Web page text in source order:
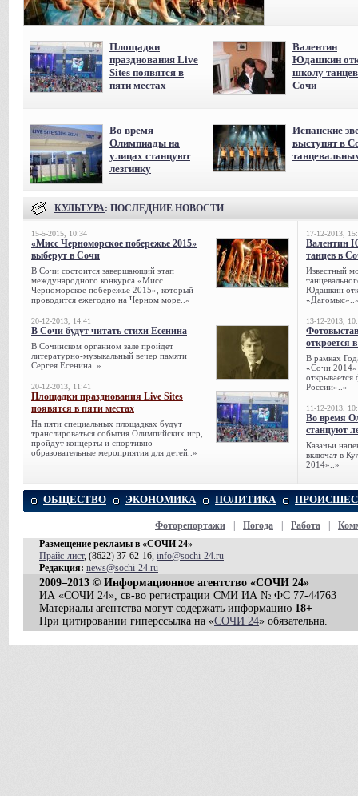
Площадки
празднования Live
Sites появятся в
пяти местах
Валентин
Юдашкин
школу
Сочи
Во время
Олимпиады на
улицах станцуют
лезгинку
Испанские
выступят в
КУЛЬТУРА: ПОСЛЕДНИЕ НОВОСТИ
15-5-2015, 10:34
«Мисс Черноморское побережье 2015»
выберут в Сочи
В Сочи состоится завершающий этап
международного конкурса «Мисс
Черноморское побережье 2015», который
проводится ежегодно на Черном море..»
20-12-2013, 14:41
В Сочи будут читать стихи Есенина
В Сочинском органном зале пройдет
литературно-музыкальный вечер памяти
Сергея Есенина..»
20-12-2013, 11:41
Площадки празднования Live Sites
появятся в пяти местах
На пяти специальных площадках будут
транслироваться события Олимпийских игр,
пройдут концерты и спортивно-
образовательные мероприятия для детей..»
17-12-2013,
Валентин
танцев в
Известный
Юдашкин
13-12-2013,
откроется
В рамках
«Сочи 2014»
открывается
России»..»
11-12-2013,
Во время
станцуют
Казачьи
включат в
2014»..»
ОБЩЕСТВО ЭКОНОМИКА ПОЛИТИКА
Фоторепортажи Погода Работа
Размещение рекламы в «СОЧИ 24»
Прайс-лист, (8622) 37-62-16, info@sochi-24.ru
Редакция: news@sochi-24.ru
2009–2013 © Информационное агентство «СОЧИ 24»
ИА «СОЧИ 24», св-во регистрации СМИ ИА № ФС 77-44763
Материалы агентства могут содержать информацию 18+
При цитировании гиперссылка на «СОЧИ 24» обязательна.